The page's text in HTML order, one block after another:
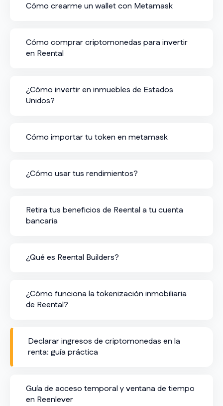
Cómo crearme un wallet con Metamask
Cómo comprar criptomonedas para invertir
en Reental
¿Cómo invertir en inmuebles de Estados
Unidos?
Cómo importar tu token en metamask
¿Cómo usar tus rendimientos?
Retira tus beneficios de Reental a tu cuenta
bancaria
¿Qué es Reental Builders?
¿Cómo funciona la tokenización inmobiliaria
de Reental?
Declarar ingresos de criptomonedas en la
renta: guía práctica
Guía de acceso temporal y ventana de tiempo
en Reenlever